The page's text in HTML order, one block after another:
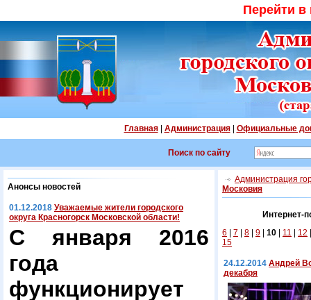
Перейти
Главная| Администрация| Официальные
Поиск по сайту
Анонсы новостей
01.12.2018 Уважаемые жители городского
округа Красногорск Московской области!
С января 2016
года
функционирует
Администрация
Московия
Интернет-
6
7 8 9 10 11 12
15
24.12.2014 Андрей
декабря